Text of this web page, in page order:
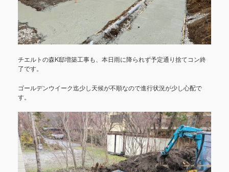
チエルトの森K邸増築工事も、本日雨に降られず予定通り捨てコン終
了です。
ゴールデンウイーク迄少し天候が不順なので進行状況が少し心配で
す。